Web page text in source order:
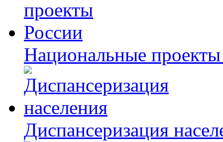
Национальные
Диспансеризация